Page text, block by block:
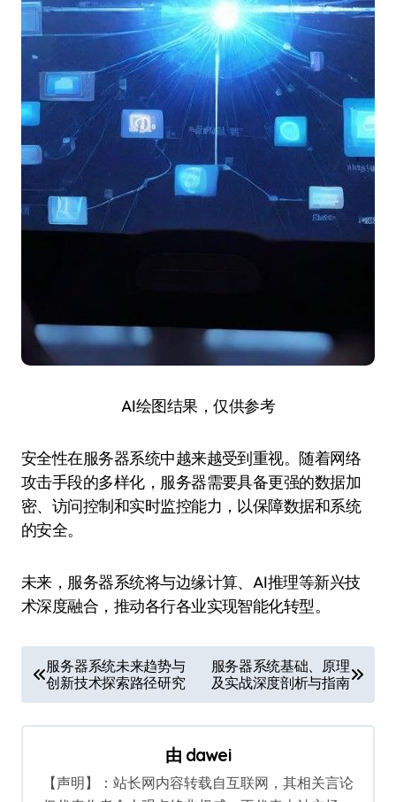
AI绘图结果，仅供参考
安全性在服务器系统中越来越受到重视。随着网络
攻击手段的多样化，服务器需要具备更强的数据加
密、访问控制和实时监控能力，以保障数据和系统
的安全。
未来，服务器系统将与边缘计算、AI推理等新兴技
术深度融合，推动各行各业实现智能化转型。
章
导
服务器系统未来趋势与
创新技术探索路径研究
服务器系统基础、原理
及实战深度剖析与指南
由 dawei
【声明】：站长网内容转载自互联网，其相关言论